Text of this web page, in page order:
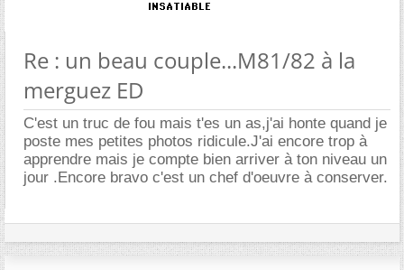
Re : un beau couple...M81/82 à la
merguez ED
C'est un truc de fou mais t'es un as,j'ai honte quand je
poste mes petites photos ridicule.J'ai encore trop à
apprendre mais je compte bien arriver à ton niveau un
jour .Encore bravo c'est un chef d'oeuvre à conserver.